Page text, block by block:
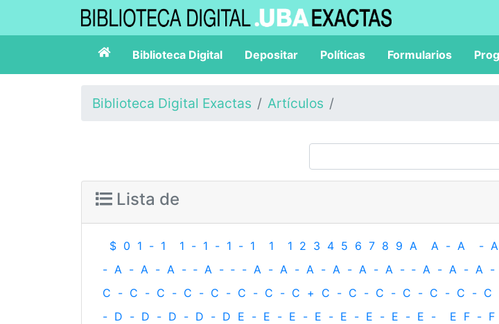
Biblioteca Digital Depositar Políticas Formularios
Biblioteca Digital Exactas Artículos
Lista de
$ 0 1 - 1 1 - 1 - 1 - 1 1 1 2 3 4 5 6 7 8 9 A A - A - A
- A - A - A - ‐ A - ‐ - A - A - A - A - A - A - ‐ A - A - A -
C - C - C - C - C - C - C - C + C - C - C - C - C - C - C
- D - D - D - D - D E - E - E - E - E - E - E - E - E F - F